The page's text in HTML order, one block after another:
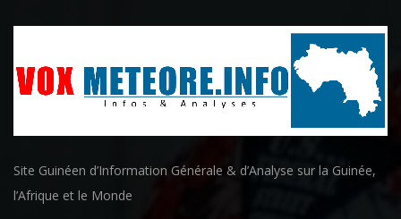
Site Guinéen d’Information Générale & d’Analyse sur la Guinée,
l’Afrique et le Monde